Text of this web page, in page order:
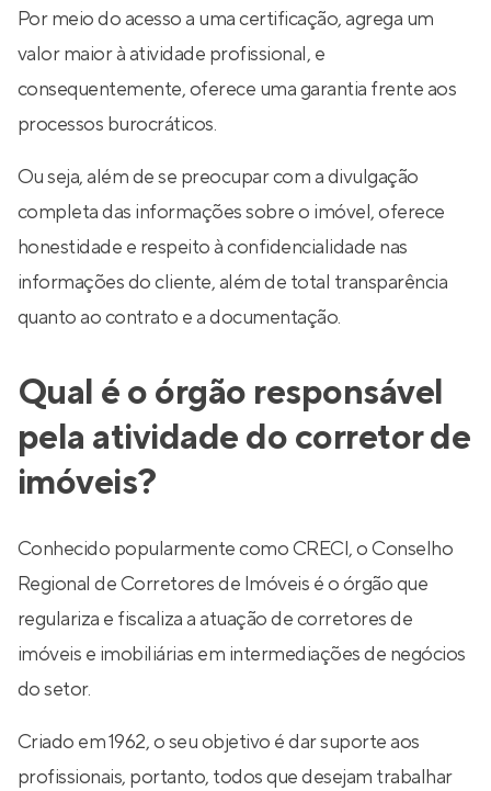
Por meio do acesso a uma certificação, agrega um
valor maior à atividade profissional, e
consequentemente, oferece uma garantia frente aos
processos burocráticos.
Ou seja, além de se preocupar com a divulgação
completa das informações sobre o imóvel, oferece
honestidade e respeito à confidencialidade nas
informações do cliente, além de total transparência
quanto ao contrato e a documentação.
Qual é o órgão responsável
pela atividade do corretor de
imóveis?
Conhecido popularmente como CRECI, o Conselho
Regional de Corretores de Imóveis é o órgão que
regulariza e fiscaliza a atuação de corretores de
imóveis e imobiliárias em intermediações de negócios
do setor.
Criado em 1962, o seu objetivo é dar suporte aos
profissionais, portanto, todos que desejam trabalhar